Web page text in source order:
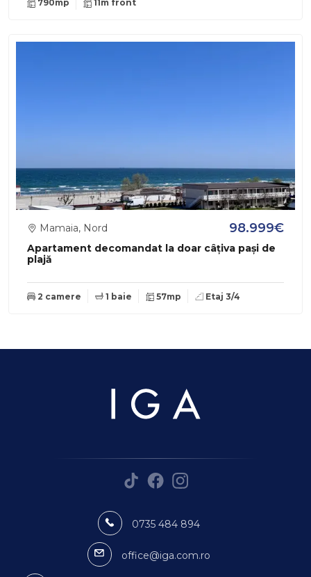
790mp 11m front
Apartament decomandat la doar câțiva pași de
plajă
Mamaia, Nord 98.999€
2 camere 1 baie 57mp Etaj 3/4
0735 484 894
office@iga.com.ro